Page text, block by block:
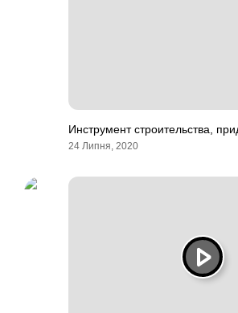
Инструмент строительства,
24 Липня, 2020